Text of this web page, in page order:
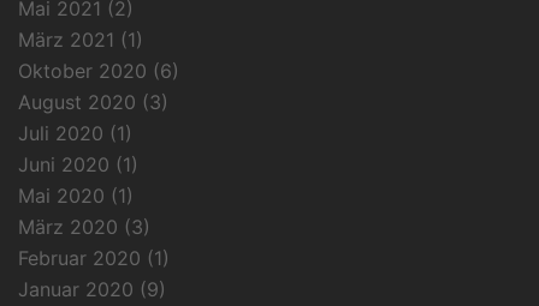
Mai 2021 (2)
März 2021 (1)
Oktober 2020 (6)
August 2020 (3)
Juli 2020 (1)
Juni 2020 (1)
Mai 2020 (1)
März 2020 (3)
Februar 2020 (1)
Januar 2020 (9)